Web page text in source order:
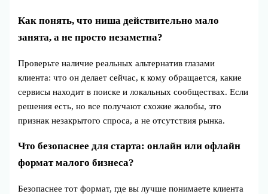
Как понять, что ниша действительно мало
занята, а не просто незаметна?
Проверьте наличие реальных альтернатив глазами
клиента: что он делает сейчас, к кому обращается, какие
сервисы находит в поиске и локальных сообществах. Если
решения есть, но все получают схожие жалобы, это
признак незакрытого спроса, а не отсутствия рынка.
Что безопаснее для старта: онлайн или офлайн
формат малого бизнеса?
Безопаснее тот формат, где вы лучше понимаете клиента